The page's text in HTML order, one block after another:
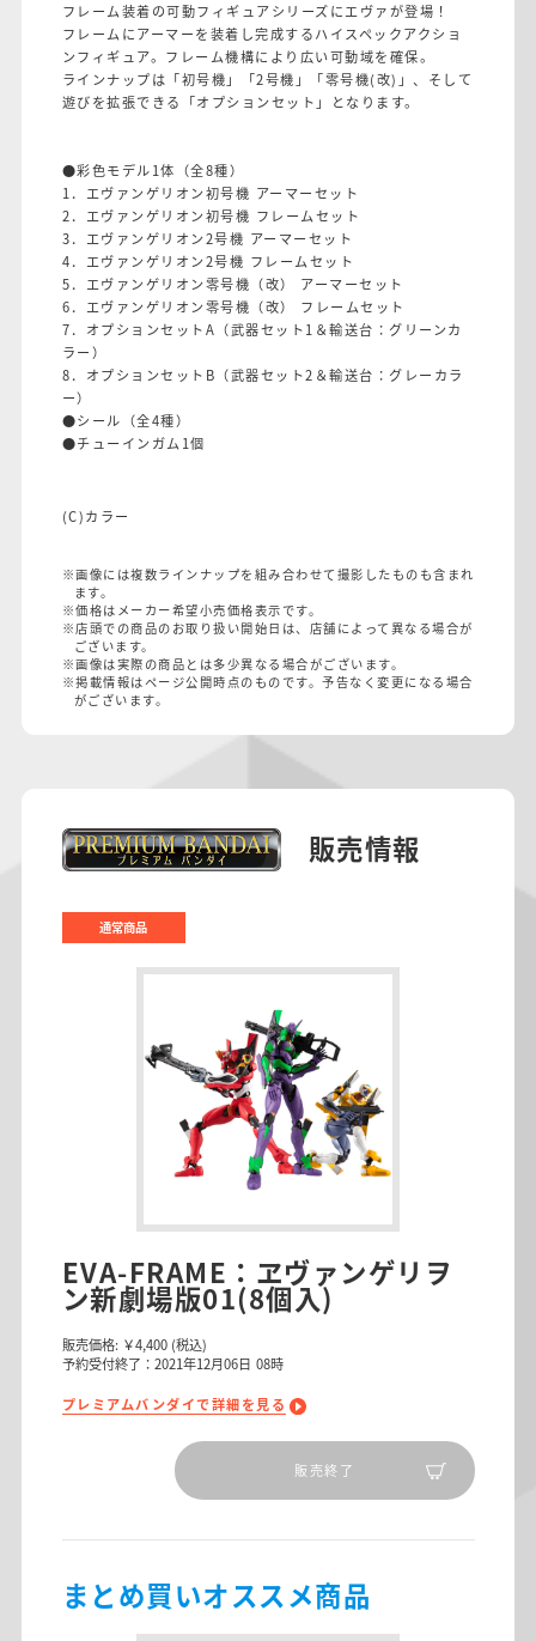
フレーム装着の可動フィギュアシリーズにエヴァが登場！
フレームにアーマーを装着し完成するハイスペックアクショ
ンフィギュア。フレーム機構により広い可動域を確保。
ラインナップは「初号機」「2号機」「零号機(改)」、そして
遊びを拡張できる「オプションセット」となります。
●彩色モデル1体（全8種）
1．エヴァンゲリオン初号機 アーマーセット
2．エヴァンゲリオン初号機 フレームセット
3．エヴァンゲリオン2号機 アーマーセット
4．エヴァンゲリオン2号機 フレームセット
5．エヴァンゲリオン零号機（改） アーマーセット
6．エヴァンゲリオン零号機（改） フレームセット
7．オプションセットA（武器セット1＆輸送台：グリーンカ
ラー）
8．オプションセットB（武器セット2＆輸送台：グレーカラ
ー）
●シール（全4種）
●チューインガム1個
(C)カラー
※画像には複数ラインナップを組み合わせて撮影したものも含まれ
ます。
※価格はメーカー希望小売価格表示です。
※店頭での商品のお取り扱い開始日は、店舗によって異なる場合が
ございます。
※画像は実際の商品とは多少異なる場合がございます。
※掲載情報はページ公開時点のものです。予告なく変更になる場合
がございます。
販売情報
通常商品
EVA-FRAME：ヱヴァンゲリヲ
ン新劇場版01(8個入)
販売価格: ￥4,400 (税込)
予約受付終了：2021年12月06日 08時
プレミアムバンダイで詳細を見る
販売終了
まとめ買いオススメ商品